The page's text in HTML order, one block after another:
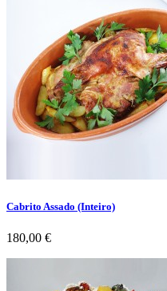
Cabrito Assado (Inteiro)
Preço
180,00 €